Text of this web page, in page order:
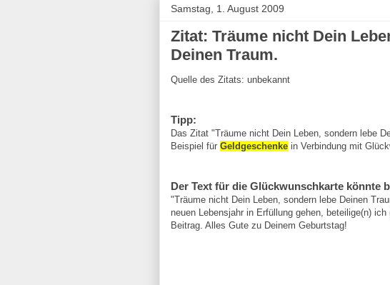
Samstag, 1. August 2009
Zitat: Träume nicht Dein
Deinen Traum.
Quelle des Zitats: unbekannt
Tipp:
Das Zitat "Träume nicht Dein Leben, sondern lebe
Beispiel für Geldgeschenke in Verbindung mit
Der Text für die Glückwunschkarte könnte
"Träume nicht Dein Leben, sondern lebe Deinen
neuen Lebensjahr in Erfüllung gehen, beteilige(n)
Beitrag. Alles Gute zu Deinem Geburtstag!